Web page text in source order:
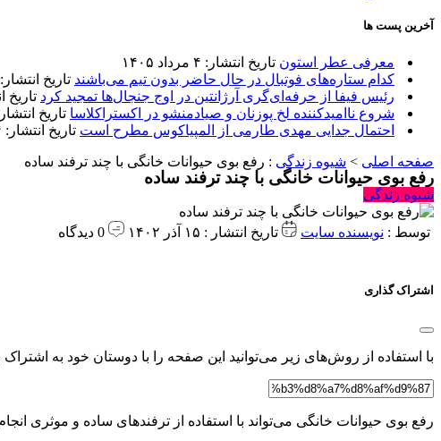
آخرین پست ها
معرفی عطر استون تاریخ انتشار: ۴ مرداد ۱۴۰۵
کدام ستاره‌های فوتبال در حال حاضر بدون تیم می‌باشند تاریخ انتشار: ۴ مرداد ۱۴۰۵
رئیس فیفا از حرفه‌ای‌گری آرژانتین در اوج جنجال‌ها تمجید کرد تاریخ
شروع ناامیدکننده لخ پوزنان و صیادمنشو در اکستراکلاسا تاریخ انتشار: ۴ مرداد
احتمال جدایی مهدی طارمی از المپیاکوس مطرح است تاریخ انتشار: ۴ مرداد ۱۴۰۵
صفحه اصلی > شیوه زندگی : رفع بوی حیوانات خانگی با چند ترفند ساده
رفع بوی حیوانات خانگی با چند ترفند ساده
شیوه زندگی
توسط : نویسنده سایت تاریخ انتشار : ۱۵ آذر ۱۴۰۲
اشتراک گذاری
با استفاده از روش‌های زیر می‌توانید این صفحه را با دوستان خود به اشتراک
رفع بوی حیوانات خانگی می‌تواند با استفاده از ترفندهای ساده و موثری